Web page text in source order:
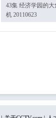
43集 经济学园的大
机 20110623